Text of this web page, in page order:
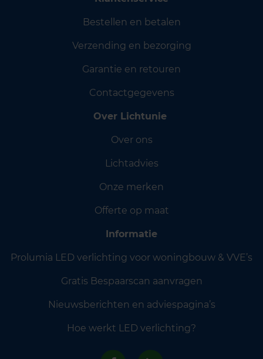
Bestellen en betalen
Verzending en bezorging
Garantie en retouren
Contactgegevens
Over Lichtunie
Over ons
Lichtadvies
Onze merken
Offerte op maat
Informatie
Prolumia LED verlichting voor woningbouw & VVE’s
Gratis Bespaarscan aanvragen
Nieuwsberichten en adviespagina’s
Hoe werkt LED verlichting?